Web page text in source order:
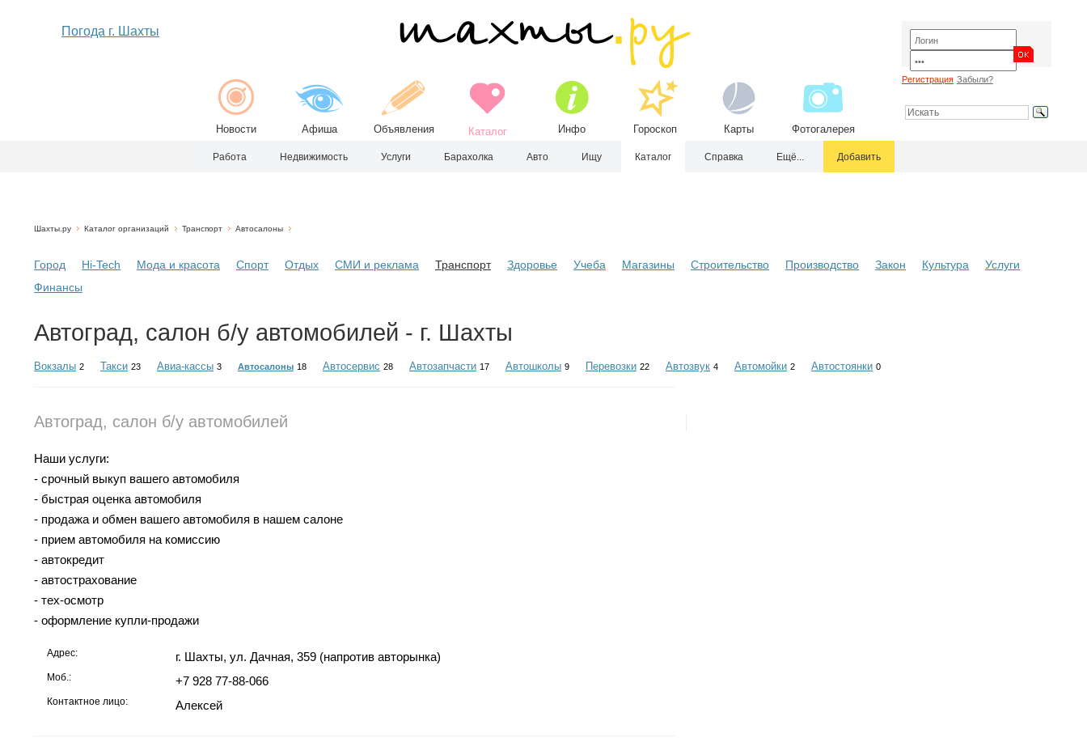
Погода г. Шахты
Новости Афиша Объявления Каталог Инфо Гороскоп Карты Фотогалерея
Регистрация Забыли?
Работа Недвижимость Услуги Барахолка Авто Ищу Каталог Справка Ещё... Добавить
Шахты.ру Каталог организаций Транспорт Автосалоны
Город Hi-Tech Мода и красота Спорт Отдых СМИ и реклама Транспорт Здоровье Учеба Магазины Строительство Производство Закон Культура
Услуги
Финансы
Автоград, салон б/у автомобилей - г. Шахты
Вокзалы 2 Такси 23 Авиа-кассы 3 Автосалоны 18 Автосервис 28 Автозапчасти 17 Автошколы 9 Перевозки 22 Автозвук 4 Автомойки 2 Автостоянки 0
Автоград, салон б/у автомобилей
Наши услуги:
- срочный выкуп вашего автомобиля
- быстрая оценка автомобиля
- продажа и обмен вашего автомобиля в нашем салоне
- прием автомобиля на комиссию
- автокредит
- автострахование
- тех-осмотр
- оформление купли-продажи
Адрес: г. Шахты, ул. Дачная, 359 (напротив авторынка)
Моб.: +7 928 77-88-066
Контактное лицо: Алексей